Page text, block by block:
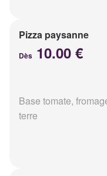
Pizza paysanne
Dès 10.00 €
Base tomate,
terre